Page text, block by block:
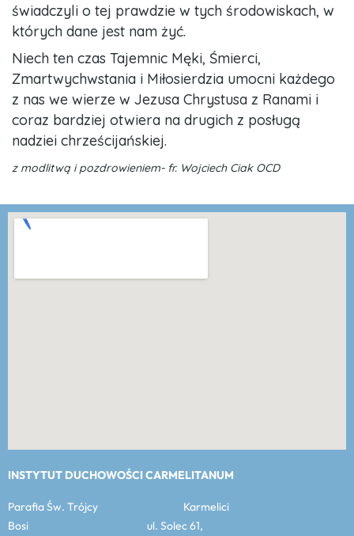
świadczyli o tej prawdzie w tych środowiskach, w
których dane jest nam żyć.
Niech ten czas Tajemnic Męki, Śmierci,
Zmartwychwstania i Miłosierdzia umocni każdego
z nas we wierze w Jezusa Chrystusa z Ranami i
coraz bardziej otwiera na drugich z posługą
nadziei chrześcijańskiej.
z modlitwą i pozdrowieniem- fr. Wojciech Ciak OCD
INSTYTUT DUCHOWOŚCI CARMELITANUM
Parafia Św. Trójcy Karmelici
Bosi ul. Solec 61,